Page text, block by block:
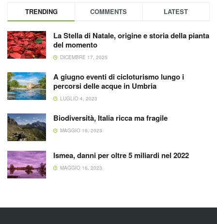
TRENDING COMMENTS LATEST
La Stella di Natale, origine e storia della pianta
del momento
DICEMBRE 17, 2025
A giugno eventi di cicloturismo lungo i
percorsi delle acque in Umbria
LUGLIO 4, 2023
Biodiversità, Italia ricca ma fragile
MAGGIO 16, 2023
Ismea, danni per oltre 5 miliardi nel 2022
MAGGIO 16, 2023